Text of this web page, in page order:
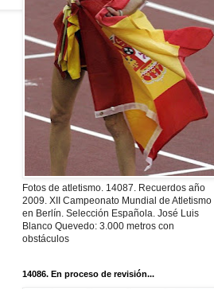
Fotos de atletismo. 14087. Recuerdos año
2009. XII Campeonato Mundial de Atletismo
en Berlín. Selección Española. José Luis
Blanco Quevedo: 3.000 metros con
obstáculos
14086. En proceso de revisión...